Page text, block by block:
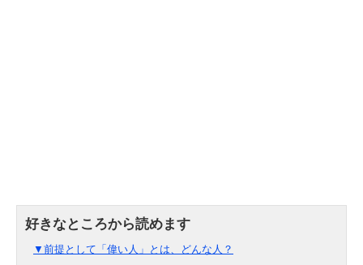
▼前提として「偉い人」とは、どんな人？